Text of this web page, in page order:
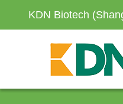
KDN Biotech